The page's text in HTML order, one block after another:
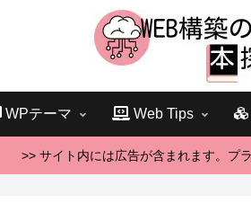
WPテーマ Web Tips
>> サイト内には広告が含まれます。